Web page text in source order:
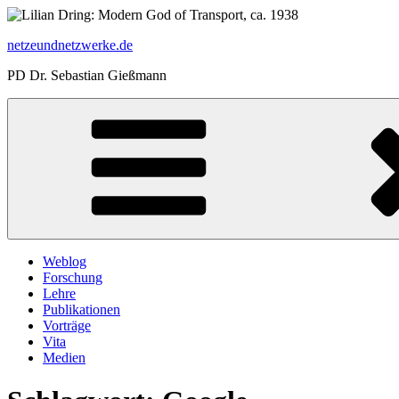
Zum
springen
netzeundnetzwerke.de
PD Dr. Sebastian Gießmann
Weblog
Forschung
Lehre
Publikationen
Vorträge
Vita
Medien